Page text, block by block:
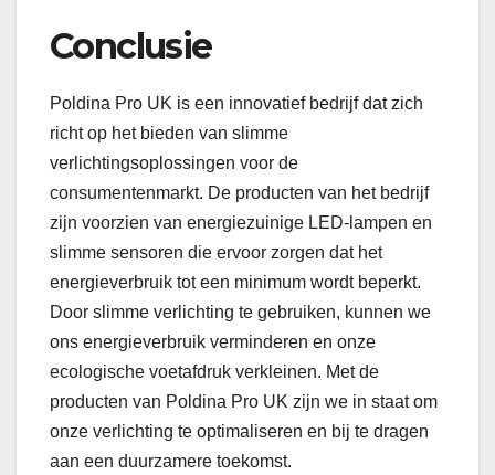
Conclusie
Poldina Pro UK is een innovatief bedrijf dat zich
richt op het bieden van slimme
verlichtingsoplossingen voor de
consumentenmarkt. De producten van het bedrijf
zijn voorzien van energiezuinige LED-lampen en
slimme sensoren die ervoor zorgen dat het
energieverbruik tot een minimum wordt beperkt.
Door slimme verlichting te gebruiken, kunnen we
ons energieverbruik verminderen en onze
ecologische voetafdruk verkleinen. Met de
producten van Poldina Pro UK zijn we in staat om
onze verlichting te optimaliseren en bij te dragen
aan een duurzamere toekomst.